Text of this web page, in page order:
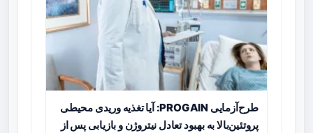
طرح‌آزمایی PROGAIN: آیا تغذیه وریدی محیطی
پروتئین‌بالا به بهبود تعادل نیتروژن و بازیابی پس از